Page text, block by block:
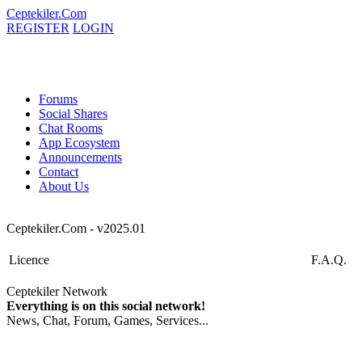
Ceptekiler.Com
REGISTER LOGIN
Forums
Social Shares
Chat Rooms
App Ecosystem
Announcements
Contact
About Us
Ceptekiler.Com - v2025.01
Licence F.A.Q.
Ceptekiler Network
Everything is on this social network!
News, Chat, Forum, Games, Services...